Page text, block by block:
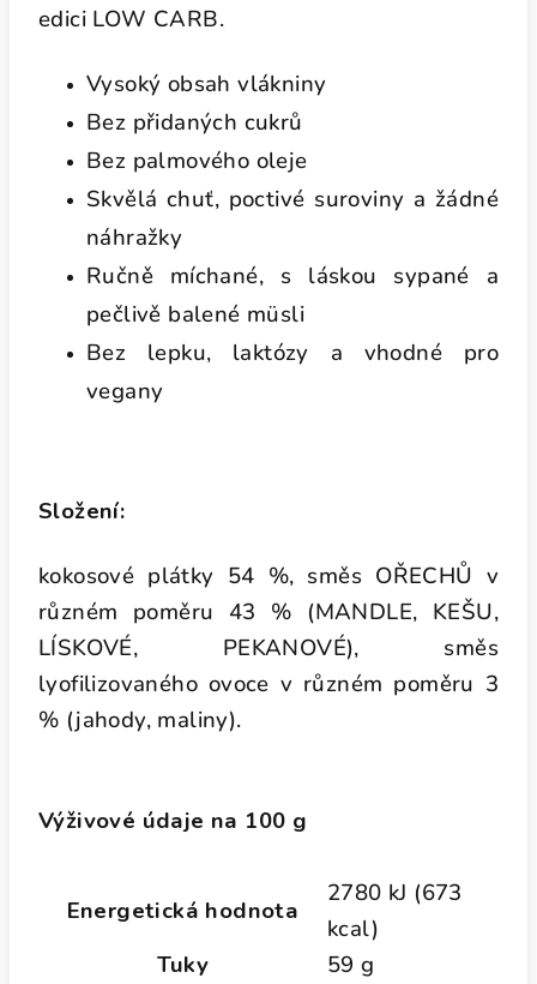
edici LOW CARB.
Vysoký obsah vlákniny
Bez přidaných cukrů
Bez palmového oleje
Skvělá chuť, poctivé suroviny a žádné
náhražky
Ručně míchané, s láskou sypané a
pečlivě balené müsli
Bez lepku, laktózy a vhodné pro
vegany
Složení:
kokosové plátky 54 %, směs OŘECHŮ v
různém poměru 43 % (MANDLE, KEŠU,
LÍSKOVÉ, PEKANOVÉ), směs
lyofilizovaného ovoce v různém poměru 3
% (jahody, maliny).
Výživové údaje na 100 g
Energetická hodnota
2780 kJ (673
kcal)
Tuky
59 g